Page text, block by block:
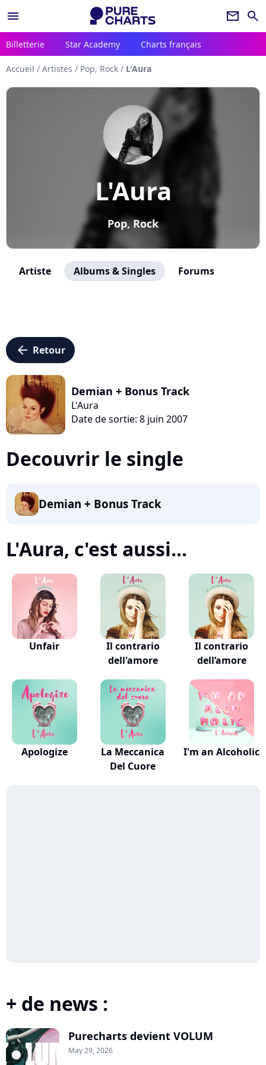
menu newsletter search
Billetterie Star Academy Charts français
Accueil / Artistes / Pop, Rock / L'Aura
L'Aura
Pop, Rock
Artiste Albums & Singles Forums
arrow_left Retour
Demian + Bonus Track
L'Aura
Date de sortie: 8 juin 2007
Decouvrir le single
Demian + Bonus Track
L'Aura, c'est aussi...
Unfair
Il contrario
dell'amore
Il contrario
dell’amore
Apologize
La Meccanica
Del Cuore
I'm an Alcoholic
+ de news :
Purecharts devient VOLUM
May 29, 2026